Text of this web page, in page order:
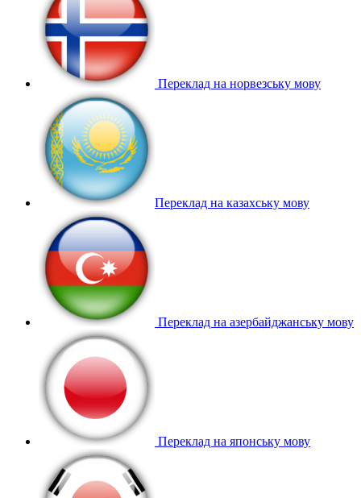
Переклад на норвезську мову
Переклад на казахську мову
Переклад на азербайджанську мову
Переклад на японську мову